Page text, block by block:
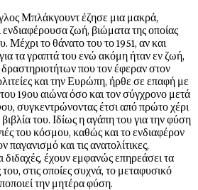
Μπλάκγουντ έζησε μια μακρά,
ενδιαφέρουσα ζωή, βιώματα της οποίας
Μέχρι το θάνατο του το 1951, αν και
τα γραπτά του ενώ ακόμη ήταν εν ζωή,
που τον έφεραν στον
και την Ευρώπη, ήρθε σε επαφή με
19ου αιώνα όσο και τον σύγχρονο μετά
συγκεντρώνοντας έτσι από πρώτο χέρι
του. Ιδίως η αγάπη του για την φύση
του κόσμου, καθώς και το ενδιαφέρον
παγανισμό και τις ανατολίτικες,
διδαχές, έχουν εμφανώς επηρεάσει τα
του, στις οποίες συχνά, το μεταφυσικό
την μητέρα φύση.